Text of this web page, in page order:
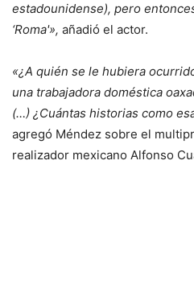
estadounidense), pero
‘Roma'», añadió el actor.
«¿A quién se le hubiera
una trabajadora doméstica
(…) ¿Cuántas historias como
agregó Méndez sobre el
realizador mexicano Alfonso